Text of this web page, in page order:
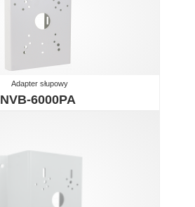
Adapter słupowy
NVB-6000PA